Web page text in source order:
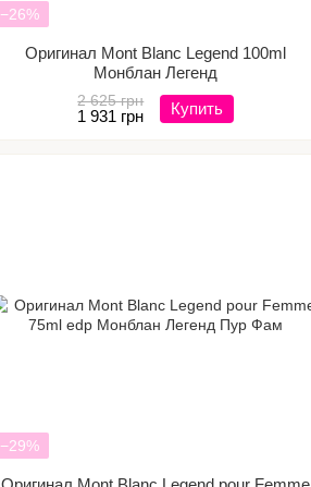
−26%
Оригинал Mont Blanc Legend 100ml
Монблан Легенд
2 625 грн
1 931 грн Купить
−29%